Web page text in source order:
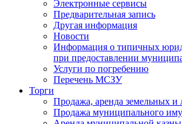
Электронные сервисы
Предварительная запись
Другая информация
Новости
Информация о типичных
при предоставлении
Услуги по погребению
Перечень МСЗУ
Торги
Продажа, аренда земельных и
Продажа муниципального